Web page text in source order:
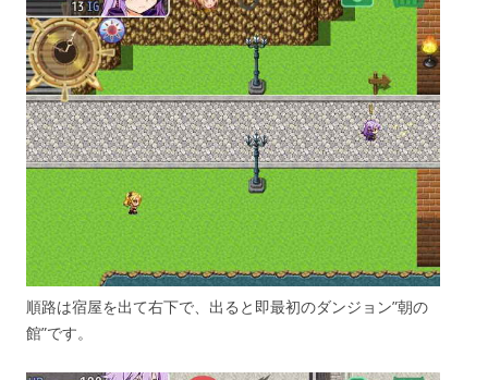
順路は宿屋を出て右下で、出ると即最初のダンジョン”朝の
館”です。